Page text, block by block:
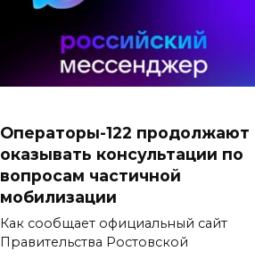
Операторы-122 продолжают
оказывать консультации по
вопросам частичной
мобилизации
Как сообщает официальный сайт
Правительства Ростовской